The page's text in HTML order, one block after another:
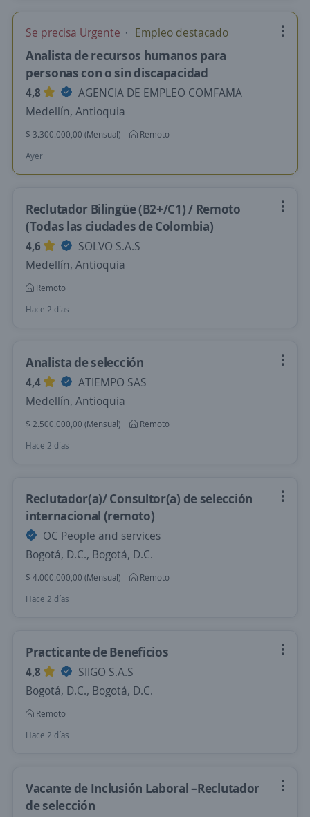
Se precisa Urgente Empleo destacado
Analista de recursos humanos para
personas con o sin discapacidad
4,8
AGENCIA DE EMPLEO COMFAMA
Medellín, Antioquia
$ 3.300.000,00 (Mensual)
Remoto
Ayer
Reclutador Bilingüe (B2+/C1) / Remoto
(Todas las ciudades de Colombia)
4,6
SOLVO S.A.S
Medellín, Antioquia
Remoto
Hace 2 días
Analista de selección
4,4
ATIEMPO SAS
Medellín, Antioquia
$ 2.500.000,00 (Mensual)
Remoto
Hace 2 días
Reclutador(a)/ Consultor(a) de selección
internacional (remoto)
OC People and services
Bogotá, D.C., Bogotá, D.C.
$ 4.000.000,00 (Mensual)
Remoto
Hace 2 días
Practicante de Beneficios
4,8
SIIGO S.A.S
Bogotá, D.C., Bogotá, D.C.
Remoto
Hace 2 días
Vacante de Inclusión Laboral –Reclutador
de selección